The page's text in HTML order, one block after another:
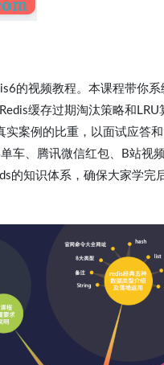
的视频教程。本课程带你
缓存过期淘汰策略和
案例的比重，以面试应答
车、腾讯微信红包、B站视
的知识体系，确保大家学